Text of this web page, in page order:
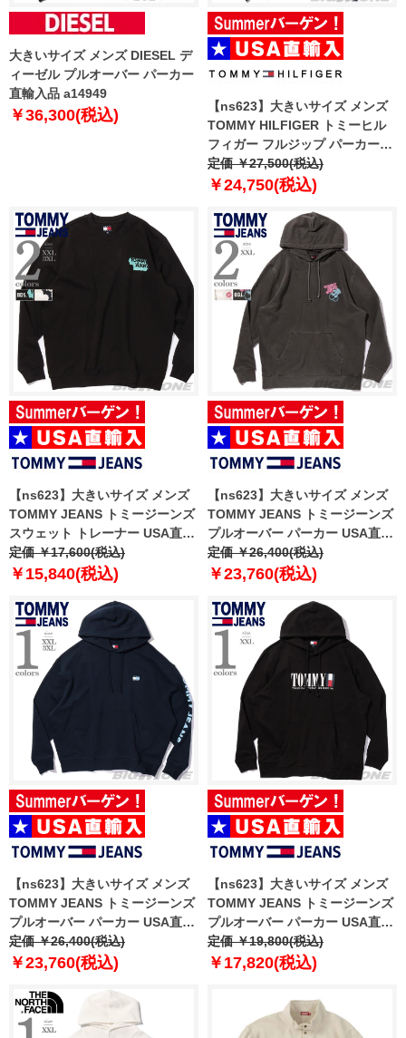
大きいサイズ メンズ DIESEL デ
ィーゼル プルオーバー パーカー
直輸入品 a14949
￥36,300(税込)
【ns623】大きいサイズ メンズ
TOMMY HILFIGER トミーヒル
フィガー フルジップ パーカー
USA直輸入 mw0mw39691
定価 ￥27,500(税込)
￥24,750(税込)
【ns623】大きいサイズ メンズ
TOMMY JEANS トミージーンズ
スウェット トレーナー USA直輸
入 dm0dm21640
定価 ￥17,600(税込)
￥15,840(税込)
【ns623】大きいサイズ メンズ
TOMMY JEANS トミージーンズ
プルオーバー パーカー USA直輸
入 dm0dm21798
定価 ￥26,400(税込)
￥23,760(税込)
【ns623】大きいサイズ メンズ
TOMMY JEANS トミージーンズ
プルオーバー パーカー USA直輸
入 dm0dm21834
定価 ￥26,400(税込)
￥23,760(税込)
【ns623】大きいサイズ メンズ
TOMMY JEANS トミージーンズ
プルオーバー パーカー USA直輸
入 dm0dm22144
定価 ￥19,800(税込)
￥17,820(税込)